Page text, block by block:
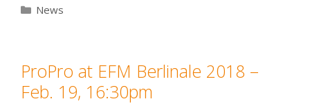
Kategorien
News
ProPro at EFM Berlinale 2018 –
Feb. 19, 16:30pm